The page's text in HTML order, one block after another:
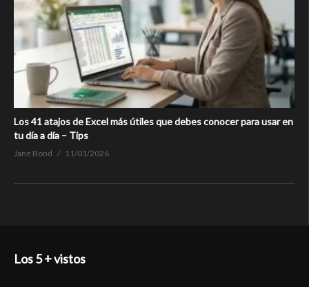
Los 41 atajos de Excel más útiles que debes conocer para usar en
tu día a día – Tips
Jane Bond 11/01/2026
Los 5 + vistos